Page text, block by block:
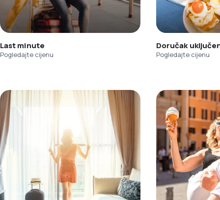
Last minute
Pogledajte cijenu
Doručak
Pogledajte cijenu